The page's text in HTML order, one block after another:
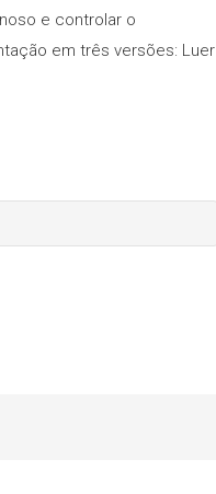
e controlar o
em três versões: Luer